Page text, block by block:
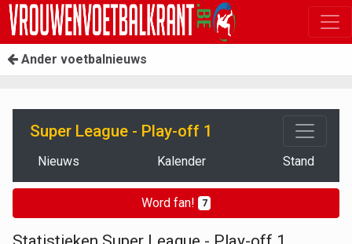
Ander voetbalnieuws
Super League - Play-off 1
Nieuws Kalender Stand
Word fan! 7